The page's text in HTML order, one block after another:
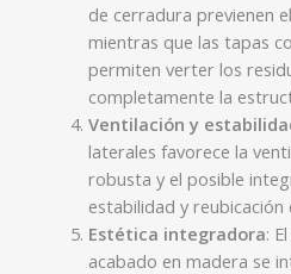
de cerradura previenen
mientras que las tapas
permiten verter los
completamente la
Ventilación y
laterales favorece la
robusta y el posible
estabilidad y
Estética integradora:
acabado en madera se